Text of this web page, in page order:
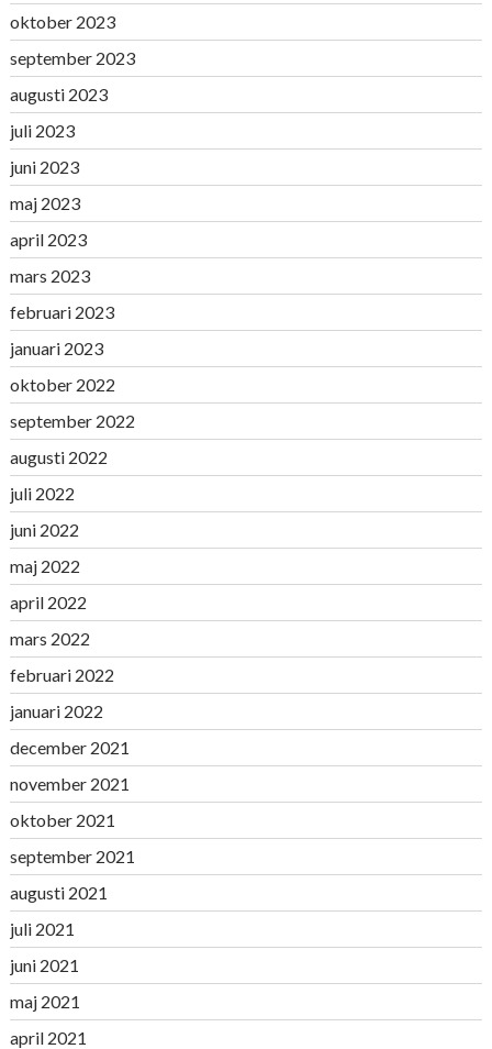
oktober 2023
september 2023
augusti 2023
juli 2023
juni 2023
maj 2023
april 2023
mars 2023
februari 2023
januari 2023
oktober 2022
september 2022
augusti 2022
juli 2022
juni 2022
maj 2022
april 2022
mars 2022
februari 2022
januari 2022
december 2021
november 2021
oktober 2021
september 2021
augusti 2021
juli 2021
juni 2021
maj 2021
april 2021